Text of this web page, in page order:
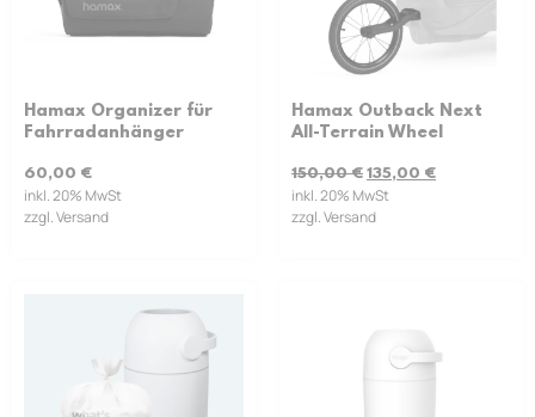
Hamax Organizer für
Fahrradanhänger
60,00 €
inkl. 20% MwSt
zzgl. Versand
Hamax Outback Next
All-Terrain Wheel
150,00€ 135,00 €
inkl. 20% MwSt
zzgl. Versand